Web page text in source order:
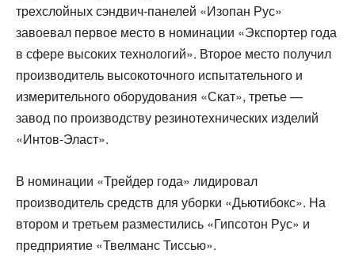
трехслойных сэндвич-панелей «Изопан Рус»
завоевал первое место в номинации «Экспортер года
в сфере высоких технологий». Второе место получил
производитель высокоточного испытательного и
измерительного оборудования «Скат», третье —
завод по производству резинотехнических изделий
«Интов-Эласт».
В номинации «Трейдер года» лидировал
производитель средств для уборки «Дьютибокс». На
втором и третьем разместились «Гипсотон Рус» и
предприятие «Твелманс Тиссью».